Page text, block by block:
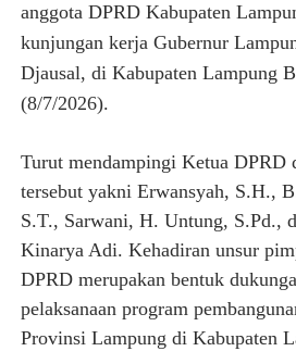
anggota DPRD Kabupaten
kunjungan kerja Gubernur
Djausal, di Kabupaten Lampung
(8/7/2026).
Turut mendampingi Ketua DPRD
tersebut yakni Erwansyah, S.H.,
S.T., Sarwani, H. Untung, S.Pd.,
Kinarya Adi. Kehadiran unsur
DPRD merupakan bentuk
pelaksanaan program
Provinsi Lampung di Kabupaten